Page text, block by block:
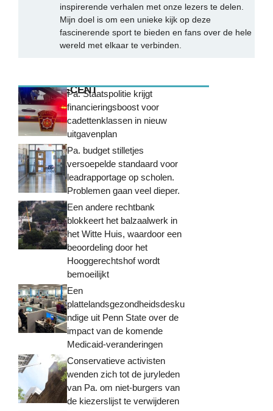
inspirerende verhalen met onze lezers te delen.
Mijn doel is om een unieke kijk op deze
fascinerende sport te bieden en fans over de hele
wereld met elkaar te verbinden.
MEEST RECENTPa. Staatspolitie krijgt
financieringsboost voor
cadettenklassen in nieuw
uitgavenplan
Pa. budget stilletjes
versoepelde standaard voor
leadrapportage op scholen.
Problemen gaan veel dieper.
Een andere rechtbank
blokkeert het balzaalwerk in
het Witte Huis, waardoor een
beoordeling door het
Hooggerechtshof wordt
bemoeilijkt
Een
plattelandsgezondheidsdesku
ndige uit Penn State over de
impact van de komende
Medicaid-veranderingen
Conservatieve activisten
wenden zich tot de juryleden
van Pa. om niet-burgers van
de kiezerslijst te verwijderen